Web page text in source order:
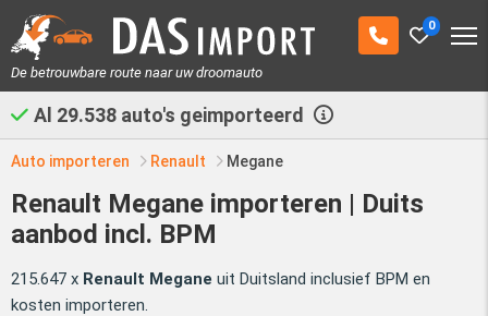
0
De betrouwbare route naar uw droomauto
Al 29.538 auto's geimporteerd
Auto importeren Renault Megane
Renault Megane importeren | Duits
aanbod incl. BPM
215.647 x Renault Megane uit Duitsland inclusief BPM en
kosten importeren.